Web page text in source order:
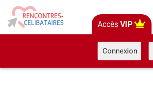
Accès VIP
Connexion